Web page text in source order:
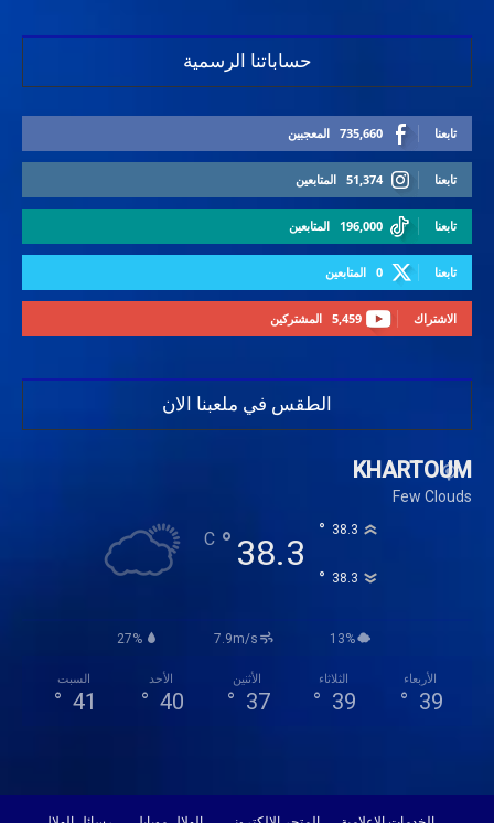
حساباتنا الرسمية
735,660 المعجبين تابعنا
51,374 المتابعين تابعنا
196,000 المتابعين تابعنا
0 المتابعين تابعنا
5,459 المشتركين الاشتراك
الطقس في ملعبنا الان
KHARTOUM
Few Clouds
38.3
°
C 38.3
°
38.3
°
27% 7.9m/s 13%
السبت
41
°
الأحد
40
°
الأثنين
37
°
الثلاثاء
39
°
الأربعاء
39
°